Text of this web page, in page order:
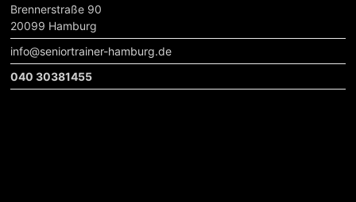
Brennerstraße 90
20099 Hamburg
info@seniortrainer-hamburg.de
040 30381455